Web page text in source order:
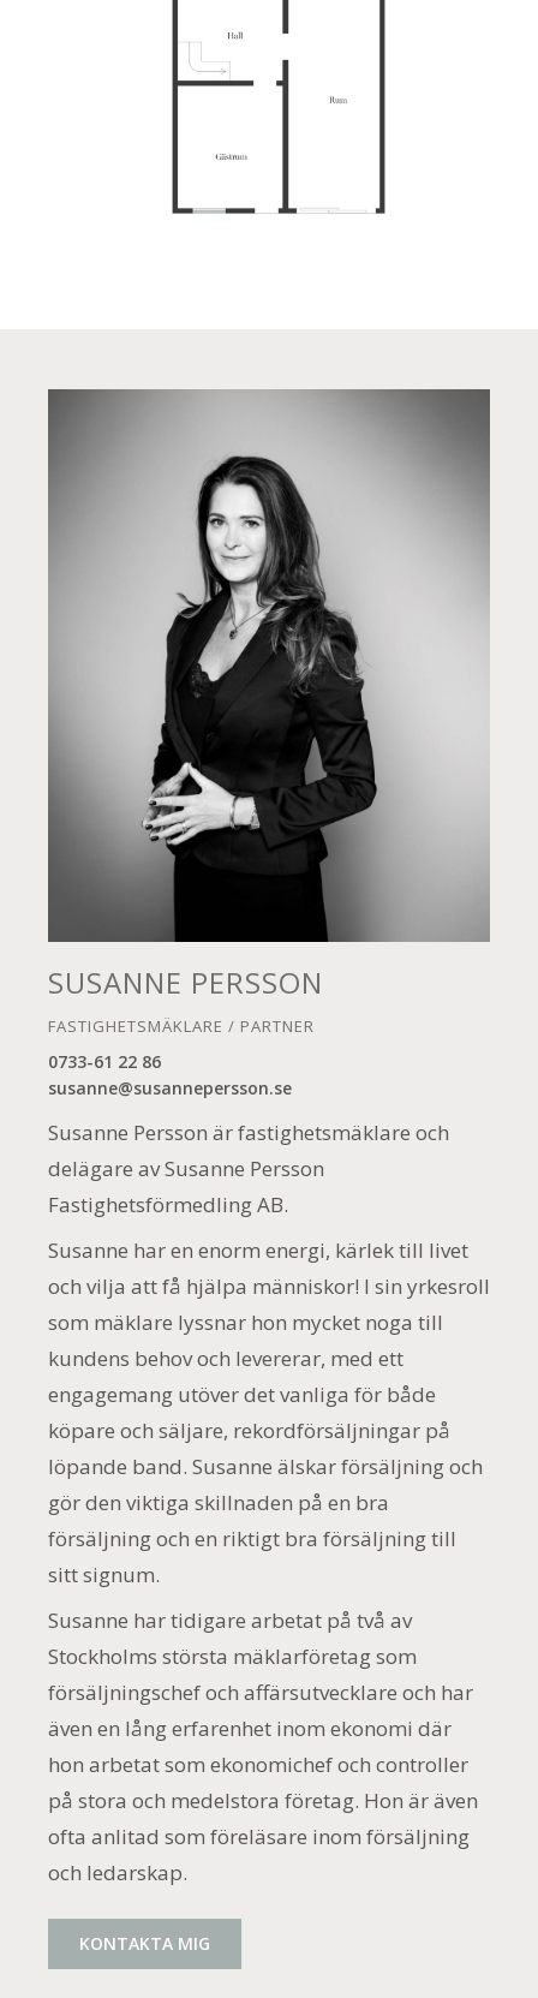
SUSANNE PERSSON
FASTIGHETSMÄKLARE / PARTNER
0733-61 22 86
susanne@susannepersson.se
Susanne Persson är fastighetsmäklare och
delägare av Susanne Persson
Fastighetsförmedling AB.
Susanne har en enorm energi, kärlek till livet
och vilja att få hjälpa människor! I sin yrkesroll
som mäklare lyssnar hon mycket noga till
kundens behov och levererar, med ett
engagemang utöver det vanliga för både
köpare och säljare, rekordförsäljningar på
löpande band. Susanne älskar försäljning och
gör den viktiga skillnaden på en bra
försäljning och en riktigt bra försäljning till
sitt signum.
Susanne har tidigare arbetat på två av
Stockholms största mäklarföretag som
försäljningschef och affärsutvecklare och har
även en lång erfarenhet inom ekonomi där
hon arbetat som ekonomichef och controller
på stora och medelstora företag. Hon är även
ofta anlitad som föreläsare inom försäljning
och ledarskap.
KONTAKTA MIG